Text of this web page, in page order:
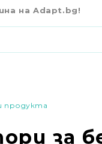
на Adapt.bg!
€163
продукта
за